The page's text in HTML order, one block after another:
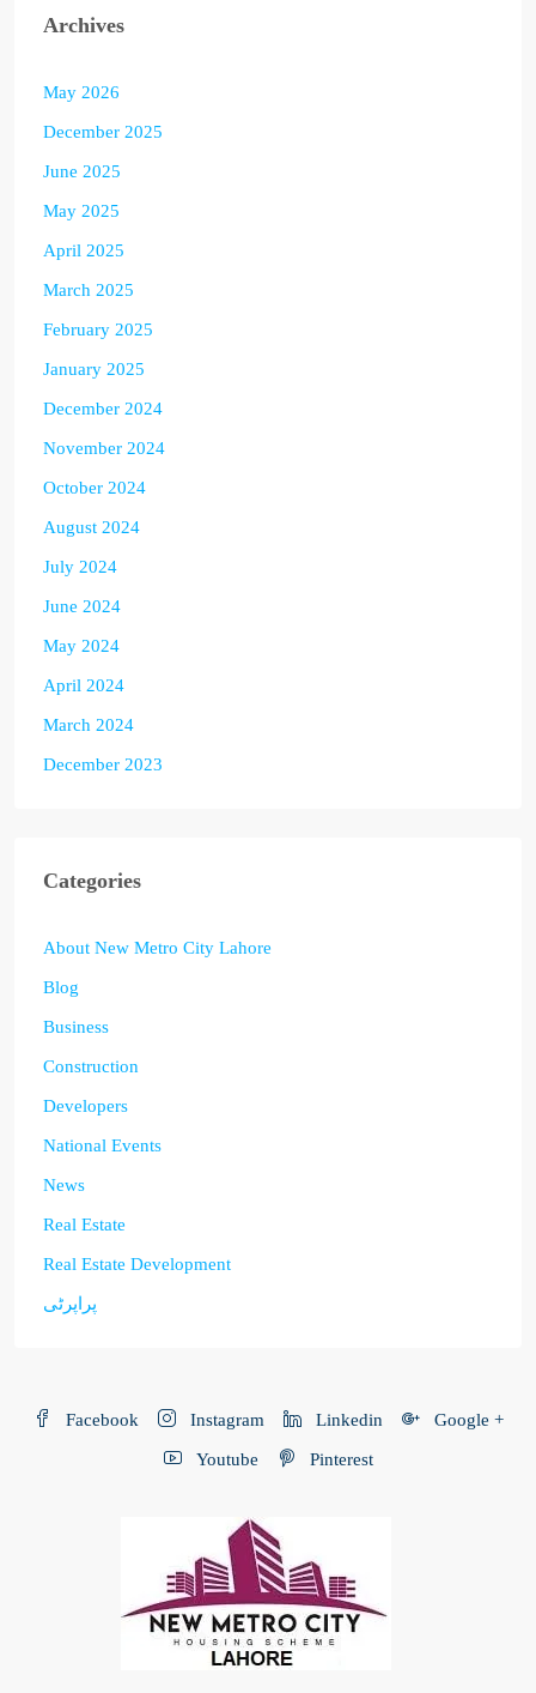
Archives
May 2026
December 2025
June 2025
May 2025
April 2025
March 2025
February 2025
January 2025
December 2024
November 2024
October 2024
August 2024
July 2024
June 2024
May 2024
April 2024
March 2024
December 2023
Categories
About New Metro City Lahore
Blog
Business
Construction
Developers
National Events
News
Real Estate
Real Estate Development
پراپرٹی
Facebook Instagram Linkedin Google +
Youtube Pinterest